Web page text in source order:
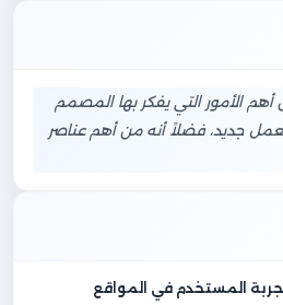
أهم الأمور التي يفكر بها المصمم
جديد، فضلاً أنه من أهم عناصر
تجربة المستخدم في المواقع